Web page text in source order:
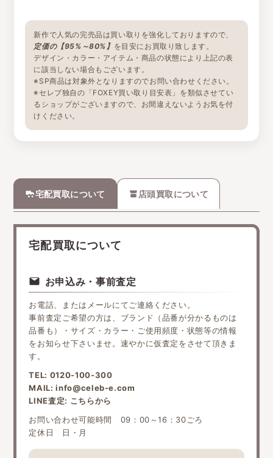
新作で人気の完売品は買い取りを強化しておりますので、
定価の【95%～80%】 を目安にお買取り致します。
デザイン・カラー・アイテム・商品の状態により上記の表
に該当しない場合もございます。
※SP商品は対象外となりますのでお問い合わせください。
※セレブ独自の「FOXEY買い取り目安表」を類似させてい
るショップがございますので、お間違えないようお気を付
けください。
宅配買取について 店頭買取について
宅配買取について
お申込み・事前査定
お電話、またはメールにてご連絡ください。
事前査定ご希望の方は、ブランド（品番が分かるものは
品番も）・サイズ・カラー・ご使用頻度・状態等の情報
をお知らせ下さいませ。速やかに仮査定をさせて頂きま
す。
TEL: 0120-100-300
MAIL:info@celeb-e.com
LINE査定: こちらから
お問い合わせ可能時間 09：00～16：30ごろ
定休日 日・月